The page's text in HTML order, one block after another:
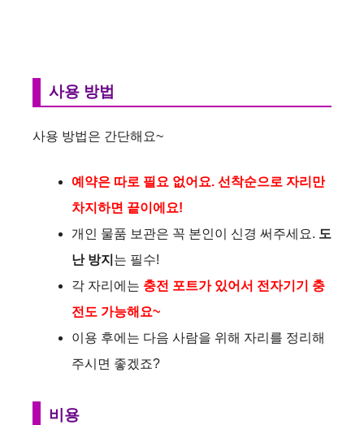
사용 방법
사용 방법은 간단해요~
예약은 따로 필요 없어요. 선착순으로 자리만
차지하면 끝이에요!
개인 물품 보관은 꼭 본인이 신경 써주세요. 도
난 방지 는 필수!
각 자리에는 충전 포트가 있어서 전자기기 충
전도 가능해요~
이용 후에는 다음 사람을 위해 자리를 정리해
주시면 좋겠죠?
비용